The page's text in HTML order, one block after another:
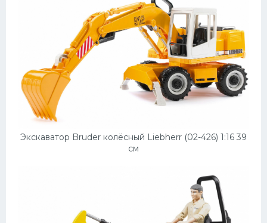
Экскаватор Bruder колёсный Liebherr (02-426) 1:16 39
см